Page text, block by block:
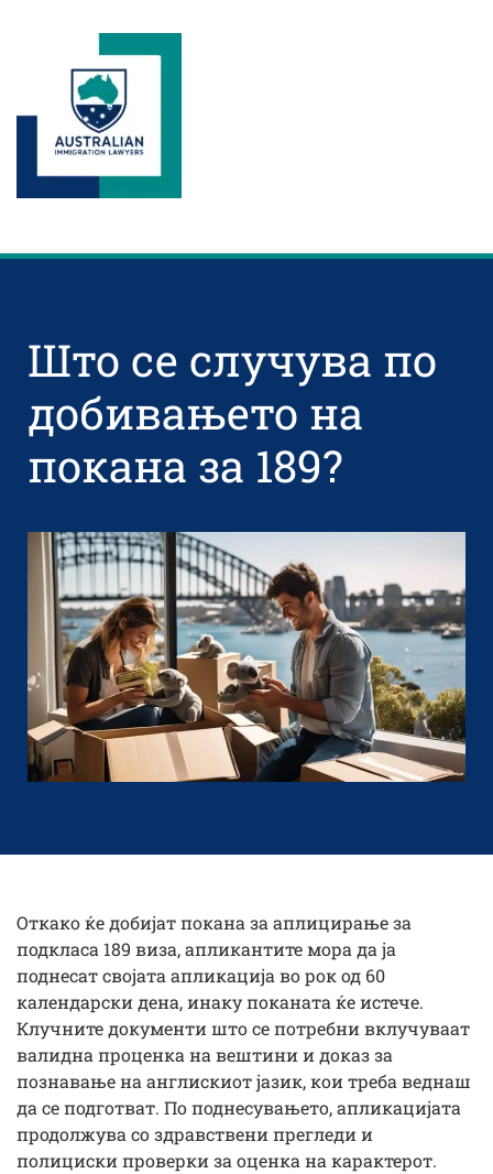
Што се случува по
добивањето на
покана за 189?
Откако ќе добијат покана за аплицирање за
подкласа 189 виза, апликантите мора да ја
поднесат својата апликација во рок од 60
календарски дена, инаку поканата ќе истече.
Клучните документи што се потребни вклучуваат
валидна проценка на вештини и доказ за
познавање на англискиот јазик, кои треба веднаш
да се подготват. По поднесувањето, апликацијата
продолжува со здравствени прегледи и
полициски проверки за оценка на карактерот.